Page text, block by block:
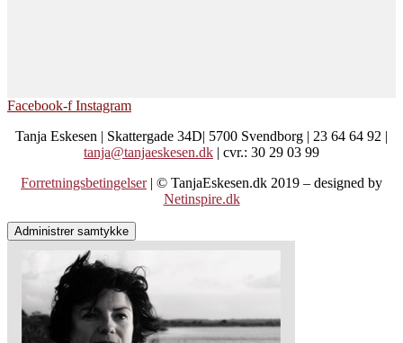
Facebook-f Instagram
Tanja Eskesen | Skattergade 34D| 5700 Svendborg | 23 64 64 92 |
tanja@tanjaeskesen.dk | cvr.: 30 29 03 99
Forretningsbetingelser | © TanjaEskesen.dk 2019 – designed by
Netinspire.dk
Administrer samtykke